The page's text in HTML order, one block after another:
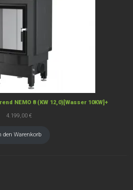
NEMO 8 (KW 12,0)[Wasser 10KW]+
4.199,00 €
den Warenkorb